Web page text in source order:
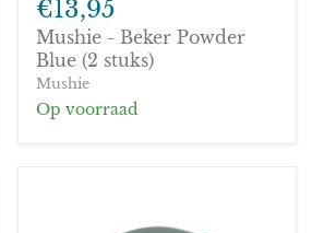
Beker
Powder
Blue
(2
stuks)
€13,95
Mushie - Beker Powder
Blue (2 stuks)
Mushie
Op voorraad